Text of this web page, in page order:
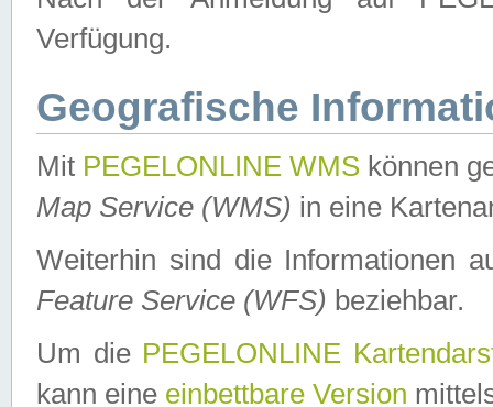
Verfügung.
Geografische
Mit PEGELONLINE WMS können
Map Service (WMS) in eine
Weiterhin sind die Informationen
Feature Service (WFS) beziehbar.
Um die PEGELONLINE
kann eine einbettbare Version